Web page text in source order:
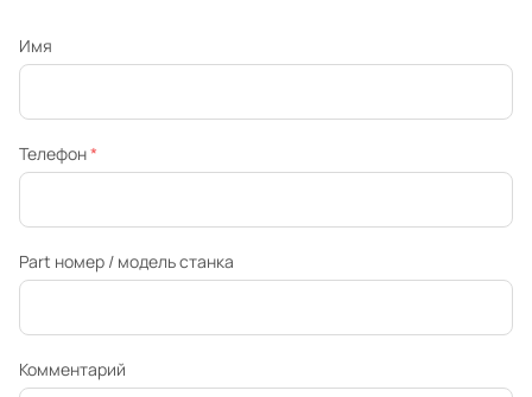
Имя
Телефон*
Part номер / модель станка
Комментарий